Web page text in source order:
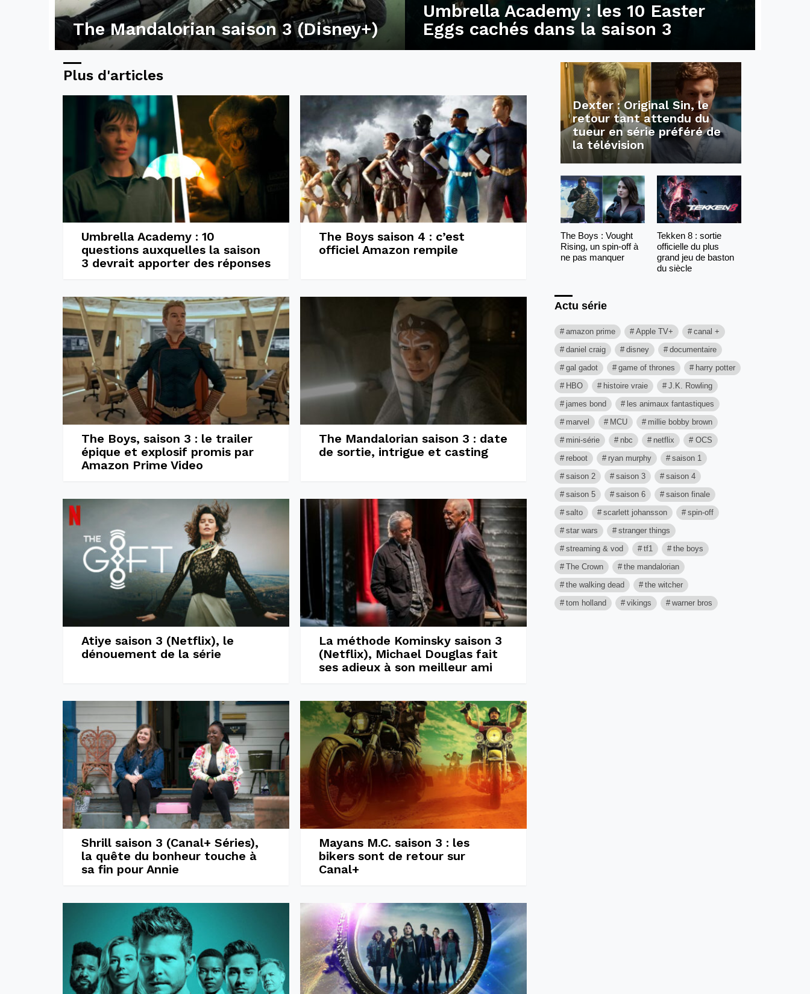
The Mandalorian saison 3 (Disney+)
Umbrella Academy : les 10 Easter
Eggs cachés dans la saison 3
Plus d'articles
Umbrella Academy : 10
questions auxquelles la saison
3 devrait apporter des réponses
The Boys saison 4 : c’est
officiel Amazon rempile
The Boys, saison 3 : le trailer
épique et explosif promis par
Amazon Prime Video
The Mandalorian saison 3 : date
de sortie, intrigue et casting
Atiye saison 3 (Netflix), le
dénouement de la série
La méthode Kominsky saison 3
(Netflix), Michael Douglas fait
ses adieux à son meilleur ami
Shrill saison 3 (Canal+ Séries),
la quête du bonheur touche à
sa fin pour Annie
Mayans M.C. saison 3 : les
bikers sont de retour sur
Canal+
Dexter : Original Sin, le
retour tant attendu du
tueur en série préféré de
la télévision
The Boys : Vought
Rising, un spin-off à
ne pas manquer
Tekken 8 : sortie
officielle du plus
grand jeu de baston
du siècle
Actu série
amazon prime Apple TV+
canal +
daniel craig
disney
documentaire
gal gadot
game of thrones
harry potter
HBO
histoire vraie
J.K. Rowling
james bond
les animaux fantastiques
marvel
MCU
millie bobby brown
mini-série
nbc netflix
OCS
reboot
ryan murphy
saison 1
saison 2
saison 3
saison 4
saison 5
saison 6
saison finale
salto
scarlett johansson
spin-off
star wars
stranger things
streaming & vod
tf1
the boys
The Crown
the mandalorian
the walking dead
the witcher
tom holland
vikings warner bros